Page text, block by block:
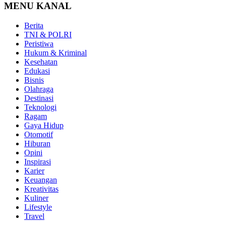
MENU KANAL
Berita
TNI & POLRI
Peristiwa
Hukum & Kriminal
Kesehatan
Edukasi
Bisnis
Olahraga
Destinasi
Teknologi
Ragam
Gaya Hidup
Otomotif
Hiburan
Opini
Inspirasi
Karier
Keuangan
Kreativitas
Kuliner
Lifestyle
Travel